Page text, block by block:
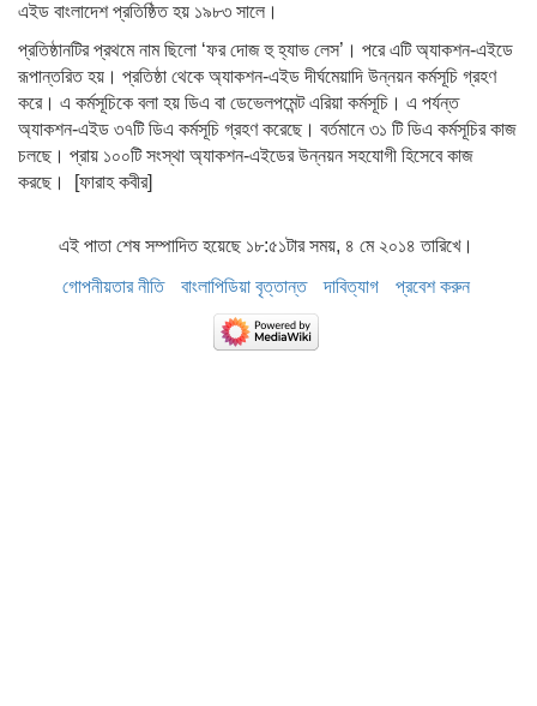
এইড বাংলাদেশ প্রতিষ্ঠিত হয় ১৯৮৩ সালে।
প্রতিষ্ঠানটির প্রথমে নাম ছিলো ‘ফর দোজ হু হ্যাভ লেস’। পরে এটি অ্যাকশন-এইডে
রূপান্তরিত হয়। প্রতিষ্ঠা থেকে অ্যাকশন-এইড দীর্ঘমেয়াদি উন্নয়ন কর্মসূচি গ্রহণ
করে। এ কর্মসূচিকে বলা হয় ডিএ বা ডেভেলপমেন্ট এরিয়া কর্মসূচি। এ পর্যন্ত
অ্যাকশন-এইড ৩৭টি ডিএ কর্মসূচি গ্রহণ করেছে। বর্তমানে ৩১ টি ডিএ কর্মসূচির কাজ
চলছে। প্রায় ১০০টি সংস্থা অ্যাকশন-এইডের উন্নয়ন সহযোগী হিসেবে কাজ
করছে। [ফারাহ কবীর]
এই পাতা শেষ সম্পাদিত হয়েছে ১৮:৫১টার সময়, ৪ মে ২০১৪ তারিখে।
গোপনীয়তার নীতি
বাংলাপিডিয়া বৃত্তান্ত দাবিত্যাগ প্রবেশ করুন